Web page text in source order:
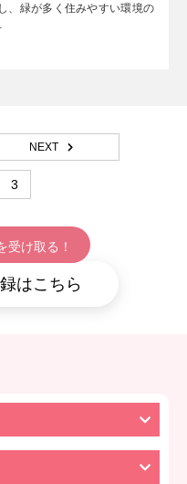
、緑が多く住みやすい環境の
NEXT
3
受け取る！
はこちら